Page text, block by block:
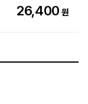
26,400 원